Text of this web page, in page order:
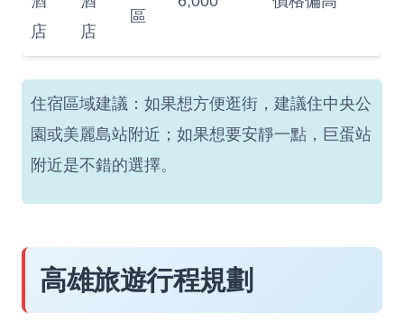
店
店
區
住宿區域建議：如果想方便逛街，建議住中央公
園或美麗島站附近；如果想要安靜一點，巨蛋站
附近是不錯的選擇。
高雄旅遊行程規劃